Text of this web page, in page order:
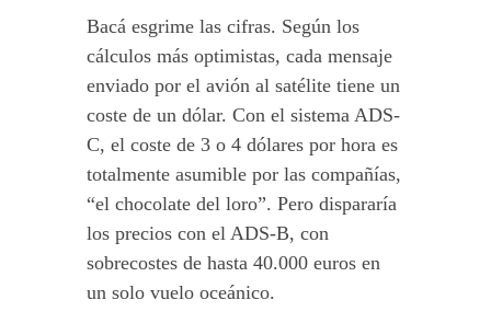
Bacá esgrime las cifras. Según los
cálculos más optimistas, cada mensaje
enviado por el avión al satélite tiene un
coste de un dólar. Con el sistema ADS-
C, el coste de 3 o 4 dólares por hora es
totalmente asumible por las compañías,
“el chocolate del loro”. Pero dispararía
los precios con el ADS-B, con
sobrecostes de hasta 40.000 euros en
un solo vuelo oceánico.